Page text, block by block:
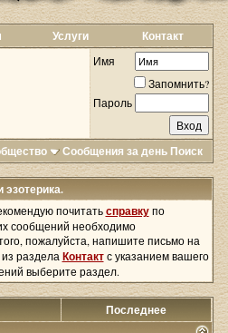
Услуги Контакт
Имя
Запомнить?
Пароль
Сообщения за день Поиск
почитатьсправкупо
сообщений необходимо
пожалуйста, напишите письмо на
раздела Контактс указанием вашего
выберите раздел.
Последнее